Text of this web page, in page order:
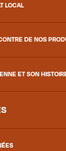
LOCAL
DE NOS
ET SON
Serge
Cuines